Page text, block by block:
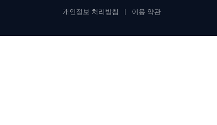
개인정보 처리방침 | 이용 약관